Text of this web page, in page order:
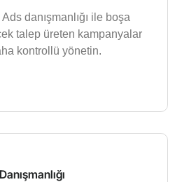
danışmanlığı ile boşa
talep üreten kampanyalar
kontrollü yönetin.